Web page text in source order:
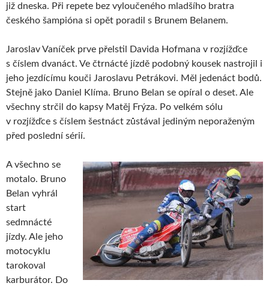
již dneska. Při repete bez vyloučeného mladšího bratra
českého šampióna si opět poradil s Brunem Belanem.
Jaroslav Vaníček prve přelstil Davida Hofmana v rozjížďce
s číslem dvanáct. Ve čtrnácté jízdě podobný kousek nastrojil i
jeho jezdícímu kouči Jaroslavu Petrákovi. Měl jedenáct bodů.
Stejně jako Daniel Klíma. Bruno Belan se opíral o deset. Ale
všechny strčil do kapsy Matěj Frýza. Po velkém sólu
v rozjížďce s číslem šestnáct zůstával jediným neporaženým
před poslední sérií.
A všechno se
motalo. Bruno
Belan vyhrál
start
sedmnácté
jízdy. Ale jeho
motocyklu
tarokoval
karburátor. Do